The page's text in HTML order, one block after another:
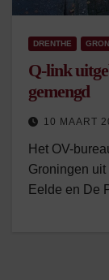
DRENTHE
Q-link
gemengd
10 MAART
Het OV-
Groningen
Eelde en De